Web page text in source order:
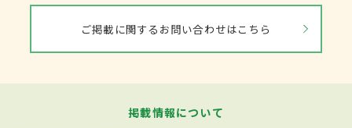
ご掲載に関するお問い合わせはこちら
掲載情報について